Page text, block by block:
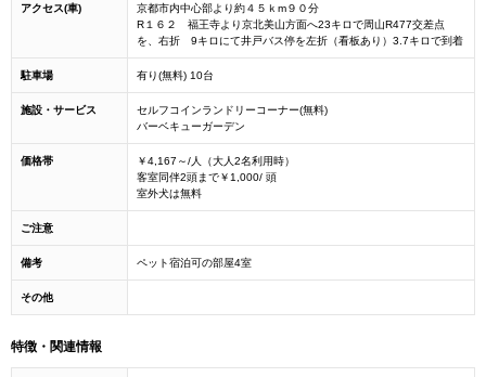
アクセス(車)
京都市内中心部より約４５ｋm９０分
R１６２ 福王寺より京北美山方面へ23キロで周山R477交差点
を、右折 9キロにて井戸バス停を左折（看板あり）3.7キロで到着
駐車場 有り(無料) 10台
施設・サービス
セルフコインランドリーコーナー(無料)
バーベキューガーデン
価格帯
￥4,167～/人（大人2名利用時）
客室同伴2頭まで￥1,000/ 頭
室外犬は無料
ご注意
備考 ペット宿泊可の部屋4室
その他
特徴・関連情報